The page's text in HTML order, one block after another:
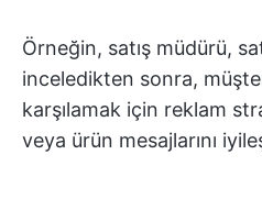
Örneğin, satış müdürü,
inceledikten sonra,
karşılamak için reklam
veya ürün mesajlarını